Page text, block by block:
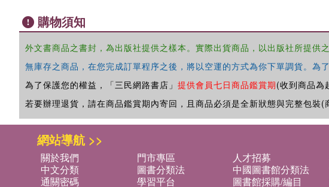
購物須知
外文書商品之書封，為出版社提供之樣本。實際出貨商品，以出版社所提供
無庫存之商品，在您完成訂單程序之後，將以空運的方式為你下單調貨。為
為了保護您的權益，「三民網路書店」 提供會員七日商品鑑賞期(收到商品為
若要辦理退貨，請在商品鑑賞期內寄回，且商品必須是全新狀態與完整包裝(
網站導航 >>
關於我們 門市專區 人才招募
中文分類
圖書分類法 中國圖書館分類法
通關密碼
學習平台 圖書館採購/編目